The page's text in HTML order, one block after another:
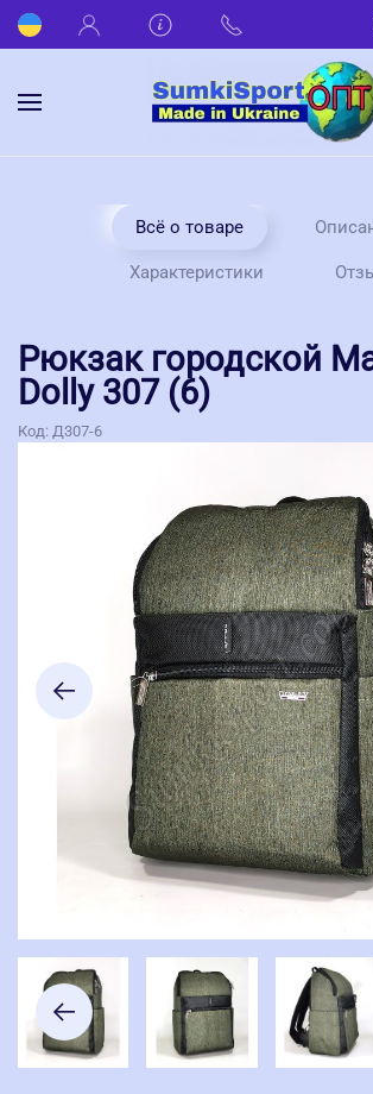
Всё о товаре
Характеристики
Рюкзак городской
Dolly 307 (6)
Код: Д307-6